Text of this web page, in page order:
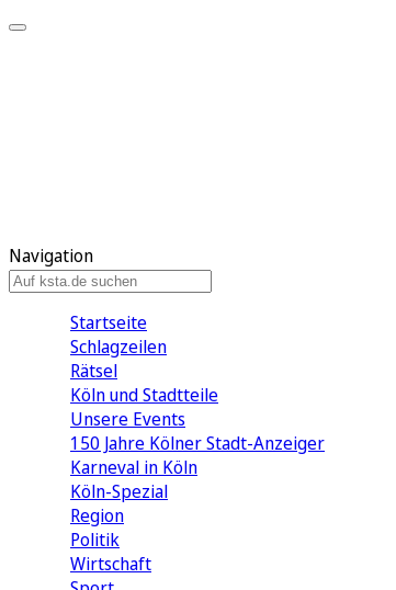
Navigation
Startseite
Schlagzeilen
Rätsel
Köln und Stadtteile
Unsere Events
150 Jahre Kölner Stadt-Anzeiger
Karneval in Köln
Köln-Spezial
Region
Politik
Wirtschaft